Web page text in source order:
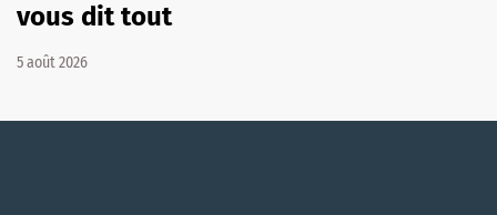
vous dit tout
5 août 2026